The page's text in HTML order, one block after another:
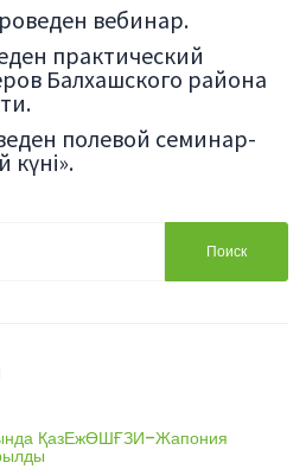
вебинар.
практический
Балхашского района
полевой семинар-
күні».
ҚазЕжӨШҒЗИ–Жапония